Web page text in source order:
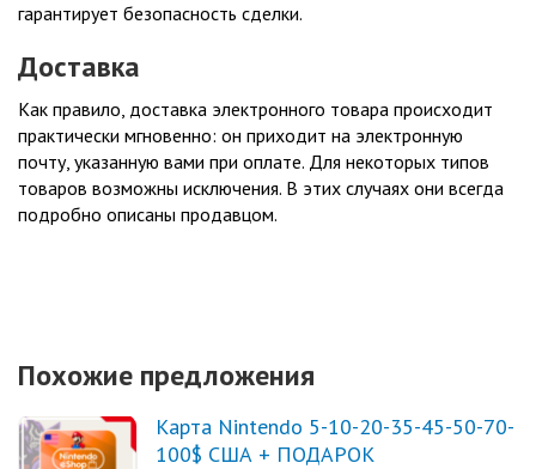
гарантирует безопасность сделки.
Доставка
Как правило, доставка электронного товара происходит
практически мгновенно: он приходит на электронную
почту, указанную вами при оплате. Для некоторых типов
товаров возможны исключения. В этих случаях они всегда
подробно описаны продавцом.
Похожие предложения
Карта Nintendo 5-10-20-35-45-50-70-
100$ США + ПОДАРОК